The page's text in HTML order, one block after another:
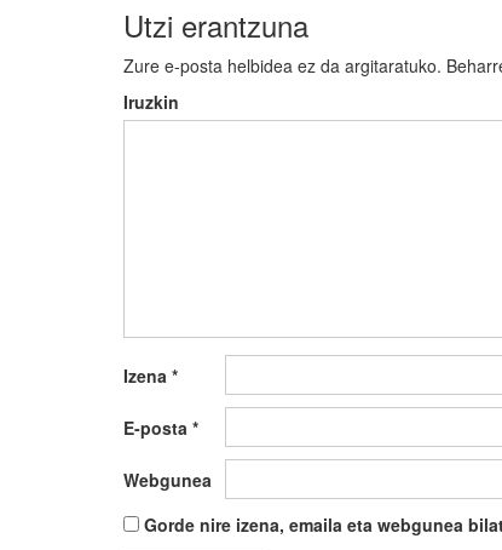
Utzi erantzuna
Zure e-posta helbidea ez da argitaratuko.
Iruzkin
Izena *
E-posta *
Webgunea
Gorde nire izena, emaila eta webgunea